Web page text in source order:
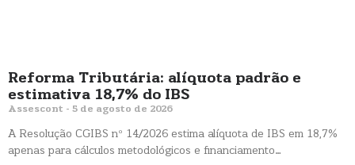
Reforma Tributária: alíquota padrão e
estimativa 18,7% do IBS
Assescont 5 de agosto de 2026
A Resolução CGIBS nº 14/2026 estima alíquota de IBS em 18,7%
apenas para cálculos metodológicos e financiamento…